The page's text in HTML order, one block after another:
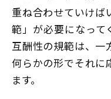
重ね合わせていけば
範」が必要になって
互酬性の規範は、一
何らかの形でそれに
ます。